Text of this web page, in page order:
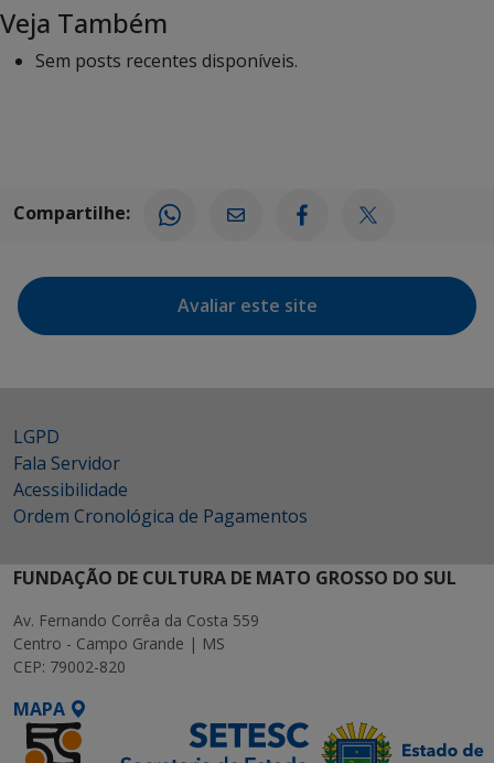
Veja Também
Sem posts recentes disponíveis.
Compartilhe:
Avaliar este site
LGPD
Fala Servidor
Acessibilidade
Ordem Cronológica de Pagamentos
FUNDAÇÃO DE CULTURA DE MATO GROSSO DO SUL
Av. Fernando Corrêa da Costa 559
Centro - Campo Grande | MS
CEP: 79002-820
MAPA